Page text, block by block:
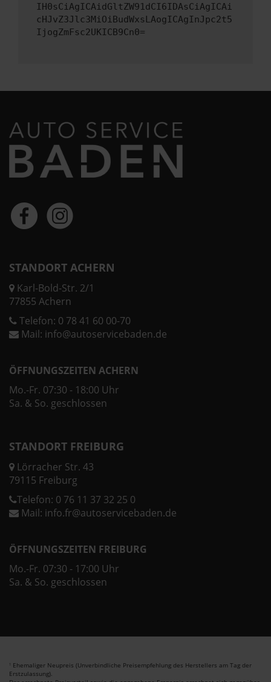
IH0sCiAgICAidGltZW91dCI6IDAsCiAgICAi
cHJvZ3Jlc3MiOiBudWxsLAogICAgInJpc2t5
IjogZmFsc2UKICB9Cn0=
STANDORT ACHERN
Karl-Bold-Str. 2/1
77855 Achern
Telefon: 0 78 41 60 00-70
Mail: info@autoservicebaden.de
ÖFFNUNGSZEITEN ACHERN
Mo.-Fr. 07:30 - 18:00 Uhr
Sa. & So. geschlossen
STANDORT FREIBURG
Lörracher Str. 43
79115 Freiburg
Telefon: 0 76 11 37 32 25 0
Mail: info.fr@autoservicebaden.de
ÖFFNUNGSZEITEN FREIBURG
Mo.-Fr. 07:30 - 17:00 Uhr
Sa. & So. geschlossen
1 Ehemaliger Neupreis (Unverbindliche Preisempfehlung des Herstellers am Tag der
Erstzulassung).